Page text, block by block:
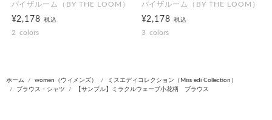
バイザルーム（BY THE LOOM）
¥2,178税込
2 colors
バイザルーム（BY THE LOOM）
¥2,178税込
3 colors
ホーム women（ウィメンズ）
ミスエディコレクション（Miss edi Collection）
ブラウス・シャツ
【サンプル】ミラクルウェーブ小花柄 ブラウス